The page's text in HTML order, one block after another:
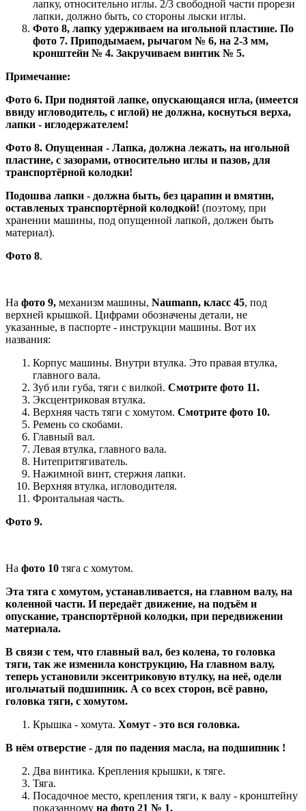
лапку, относительно иглы. 2/3 свободной части прорези
лапки, должно быть, со стороны лыски иглы.
Фото 8, лапку удерживаем на игольной пластине. По
фото 7. Приподымаем, рычагом № 6, на 2-3 мм,
кронштейн № 4. Закручиваем винтик № 5.
Примечание:
Фото 6. При поднятой лапке, опускающаяся игла, (имеется
ввиду игловодитель, с иглой) не должна, коснуться верха,
лапки - иглодержателем!
Фото 8. Опущенная - Лапка, должна лежать, на игольной
пластине, с зазорами, относительно иглы и пазов, для
транспортёрной колодки!
Подошва лапки - должна быть, без царапин и вмятин,
оставленых транспортёрной колодкой! (поэтому, при
хранении машины, под опущенной лапкой, должен быть
материал).
Фото 8.
На фото 9, механизм машины, Naumann, класс 45, под
верхней крышкой. Цифрами обозначены детали, не
указанные, в паспорте - инструкции машины. Вот их
названия:
Корпус машины. Внутри втулка. Это правая втулка,
главного вала.
Зуб или губа, тяги с вилкой. Смотрите фото 11.
Эксцентриковая втулка.
Верхняя часть тяги с хомутом. Смотрите фото 10.
Ремень со скобами.
Главный вал.
Левая втулка, главного вала.
Нитепритягиватель.
Нажимной винт, стержня лапки.
Верхняя втулка, игловодителя.
Фронтальная часть.
Фото 9.
На фото 10 тяга с хомутом.
Эта тяга с хомутом, устанавливается, на главном валу, на
коленной части. И передаёт движение, на подъём и
опускание, транспортёрной колодки, при передвижении
материала.
В связи с тем, что главный вал, без колена, то головка
тяги, так же изменила конструкцию, На главном валу,
теперь установили эксентриковую втулку, на неё, одели
игольчатый подшипник. А со всех сторон, всё равно,
головка тяги, с хомутом.
Крышка - хомута. Хомут - это вся головка.
В нём отверстие - для по падения масла, на подшипник !
Два винтика. Крепления крышки, к тяге.
Тяга.
Посадочное место, крепления тяги, к валу - кронштейну
показанному на фото 21 № 1.